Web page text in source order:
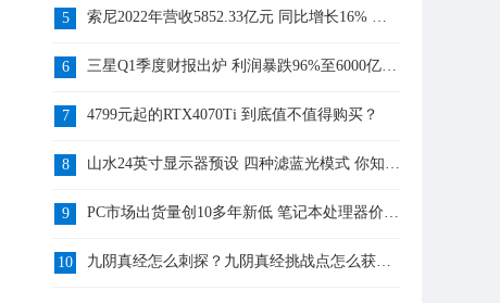
5
索尼2022年营收5852.33亿元 同比增长16% 你
6
三星Q1季度财报出炉 利润暴跌96%至6000亿韩
7
4799元起的RTX4070Ti 到底值不值得购买？
8
山水24英寸显示器预设 四种滤蓝光模式 你知道
9
PC市场出货量创10多年新低 笔记本处理器价格
10
九阴真经怎么刺探？九阴真经挑战点怎么获